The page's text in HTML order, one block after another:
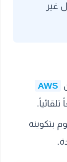
غير
AWS
بتكوينه